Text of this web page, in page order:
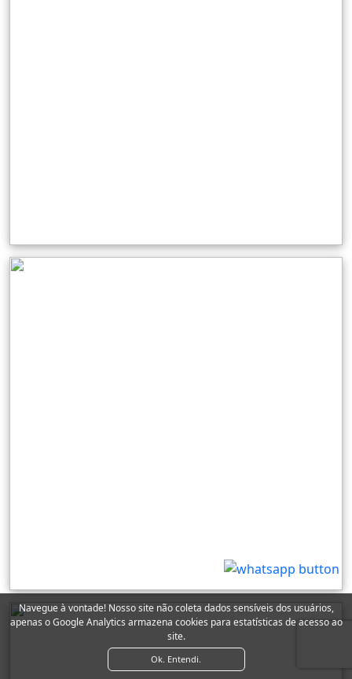
Navegue à vontade! Nosso site não coleta dados sensíveis dos usuários,
apenas o Google Analytics armazena cookies para estatísticas de acesso ao
site.
Ok. Entendi.